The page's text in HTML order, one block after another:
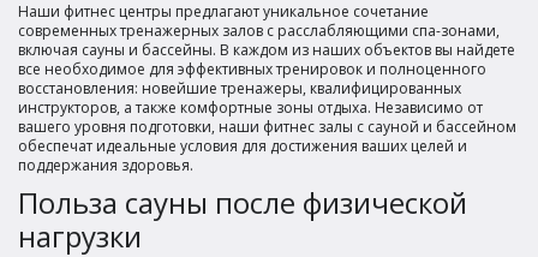
Наши фитнес центры предлагают уникальное сочетание
современных тренажерных залов с расслабляющими спа-зонами,
включая сауны и бассейны. В каждом из наших объектов вы найдете
все необходимое для эффективных тренировок и полноценного
восстановления: новейшие тренажеры, квалифицированных
инструкторов, а также комфортные зоны отдыха. Независимо от
вашего уровня подготовки, наши фитнес залы с сауной и бассейном
обеспечат идеальные условия для достижения ваших целей и
поддержания здоровья.
Польза сауны после физической
нагрузки